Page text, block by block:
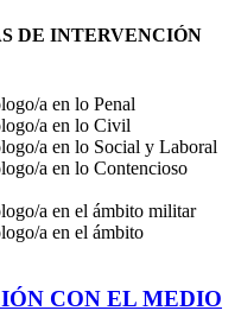
DE INTERVENCIÓN
a en lo Penal
a en lo Civil
a en lo Social y Laboral
a en lo Contencioso
a en el ámbito militar
a en el ámbito
CON EL MEDIO